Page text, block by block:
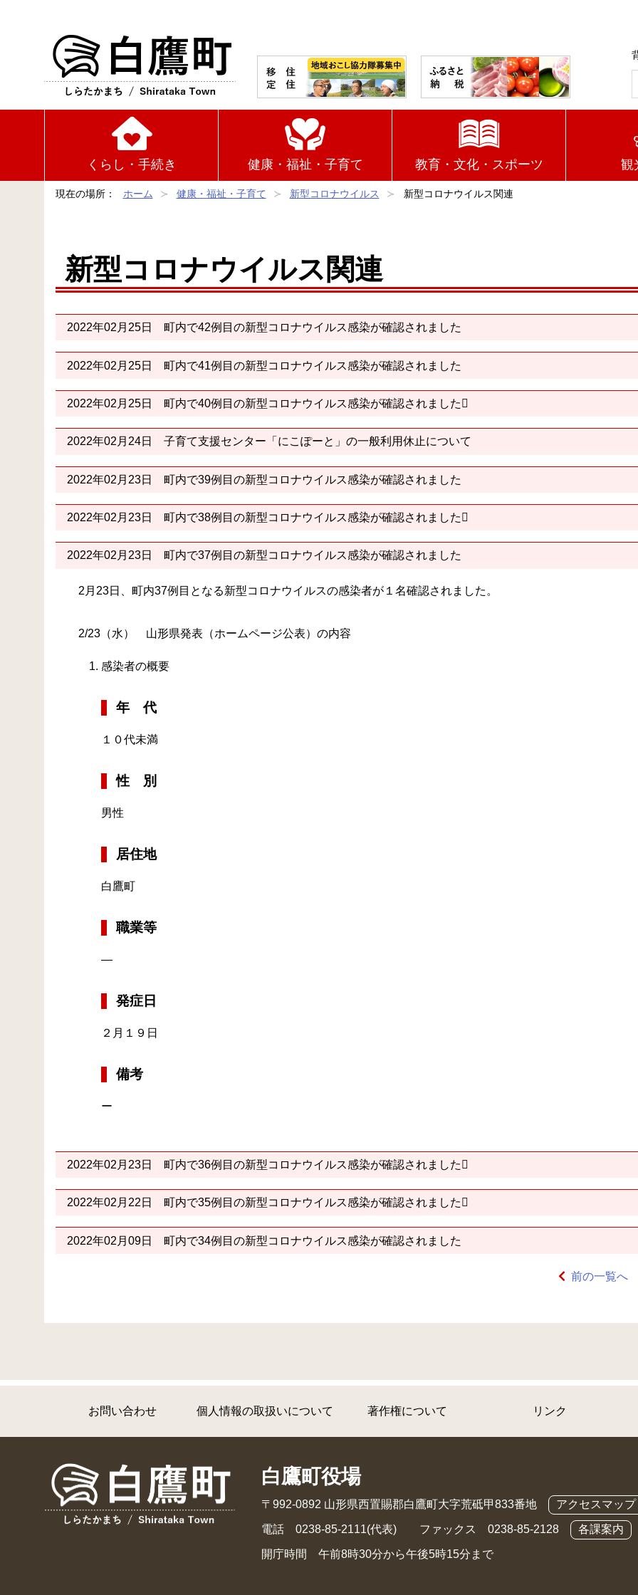
くらし・手続き 健康・福祉・子育て 教育・文化・スポーツ 観
現在の場所： ホーム 健康・福祉・子育て 新型コロナウイルス 新型コロナウイルス関連
新型コロナウイルス関連
2022年02月25日 町内で42例目の新型コロナウイルス感染が確認されました
2022年02月25日 町内で41例目の新型コロナウイルス感染が確認されました
2022年02月25日 町内で40例目の新型コロナウイルス感染が確認されました
2022年02月24日 子育て支援センター「にこぽーと」の一般利用休止について
2022年02月23日 町内で39例目の新型コロナウイルス感染が確認されました
2022年02月23日 町内で38例目の新型コロナウイルス感染が確認されました
2022年02月23日 町内で37例目の新型コロナウイルス感染が確認されました
2月23日、町内37例目となる新型コロナウイルスの感染者が１名確認されました。
2/23（水） 山形県発表（ホームページ公表）の内容
感染者の概要
年 代
１０代未満
性 別
男性
居住地
白鷹町
職業等
―
発症日
２月１９日
備考
ー
2022年02月23日 町内で36例目の新型コロナウイルス感染が確認されました
2022年02月22日 町内で35例目の新型コロナウイルス感染が確認されました
2022年02月09日 町内で34例目の新型コロナウイルス感染が確認されました
前の一覧へ
お問い合わせ 個人情報の取扱いについて 著作権について リンク
白鷹町役場
〒992-0892 山形県西置賜郡白鷹町大字荒砥甲833番地 アクセスマップ
電話 0238-85-2111(代表) ファックス 0238-85-2128 各課案内
開庁時間 午前8時30分から午後5時15分まで